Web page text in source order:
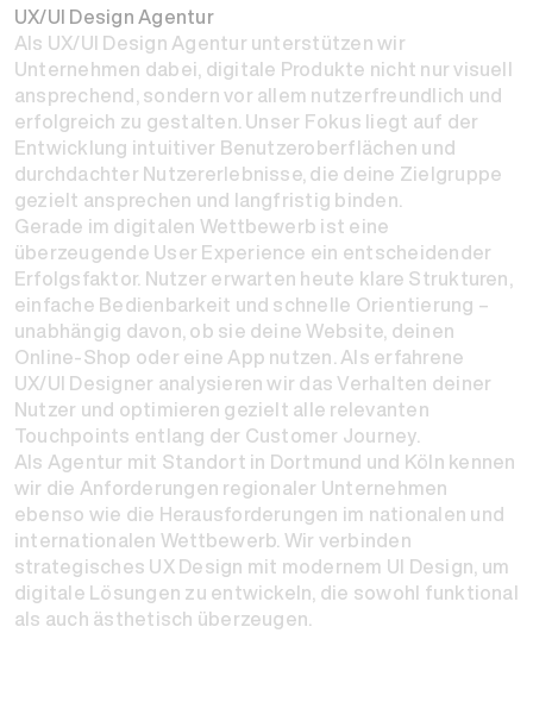
UX/UI Design Agentur
Als UX/UI Design Agentur unterstützen wir
Unternehmen dabei, digitale Produkte nicht nur visuell
ansprechend, sondern vor allem nutzerfreundlich und
erfolgreich zu gestalten. Unser Fokus liegt auf der
Entwicklung intuitiver Benutzeroberflächen und
durchdachter Nutzererlebnisse, die deine Zielgruppe
gezielt ansprechen und langfristig binden.
Gerade im digitalen Wettbewerb ist eine
überzeugende User Experience ein entscheidender
Erfolgsfaktor. Nutzer erwarten heute klare Strukturen,
einfache Bedienbarkeit und schnelle Orientierung –
unabhängig davon, ob sie deine Website, deinen
Online-Shop oder eine App nutzen. Als erfahrene
UX/UI Designer analysieren wir das Verhalten deiner
Nutzer und optimieren gezielt alle relevanten
Touchpoints entlang der Customer Journey.
Als Agentur mit Standort in Dortmund und Köln kennen
wir die Anforderungen regionaler Unternehmen
ebenso wie die Herausforderungen im nationalen und
internationalen Wettbewerb. Wir verbinden
strategisches UX Design mit modernem UI Design, um
digitale Lösungen zu entwickeln, die sowohl funktional
als auch ästhetisch überzeugen.